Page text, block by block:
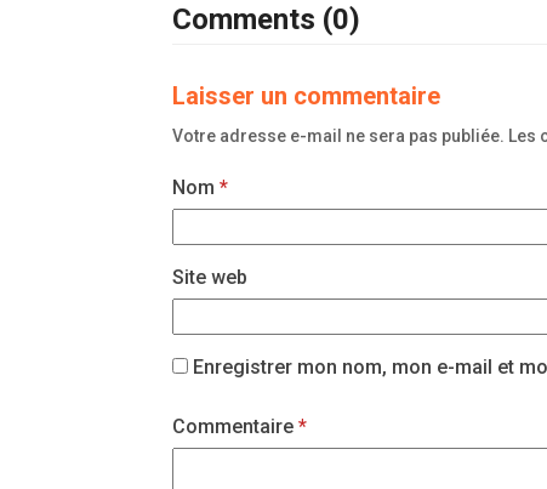
Comments (0)
Laisser un commentaire
Votre adresse e-mail ne sera pas publiée. Les
Nom *
Site web
Enregistrer mon nom, mon e-mail et
Commentaire *